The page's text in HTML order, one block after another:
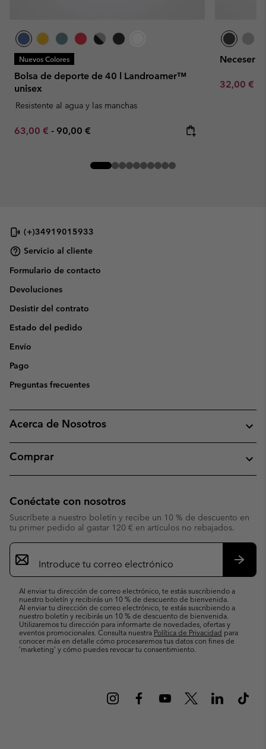
Nuevos Colores
Bolsa de deporte de 40 l Landroamer™
unisex
Resistente al agua y las manchas
Minimum sale price:
63,00 € - Maximum price:
90,00 €
Neceser
Minimum
32,00 €
(+)34919015933
Servicio al cliente
Formulario de contacto
Devoluciones
Desistir del contrato
Estado del pedido
Envío
Pago
Preguntas frecuentes
Acerca de Nosotros
Comprar
Conéctate con nosotros
Suscríbete a nuestro boletín y recibe un 10 % de descuento en
tu primer pedido al gastar 120 € en artículos no rebajados.
Suscripción
de
correo
Al enviar tu dirección de correo electrónico, te estás suscribiendo a
nuestro boletín y recibirás un 10 % de descuento de bienvenida.
Al enviar tu dirección de correo electrónico, te estás suscribiendo a
nuestro boletín y recibirás un 10 % de descuento de bienvenida.
Utilizaremos tu dirección para informarte de novedades, ofertas y
eventos promocionales. Consulta nuestra Política de Privacidad para
conocer más en detalle cómo procesaremos tus datos con fines de
’marketing’ y cómo puedes revocar tu consentimiento.